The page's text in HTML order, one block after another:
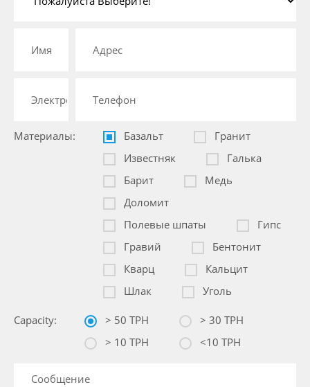
Материалы: Базальт
Гранит
Известняк
Галька
Барит
Медь
Доломит
Полевые шпаты
Гипс
Гравий
Бентонит
Кварц
Кальцит
Шлак
Уголь
Capacity: > 50 TPH
> 30 TPH
> 10 TPH
<10 TPH